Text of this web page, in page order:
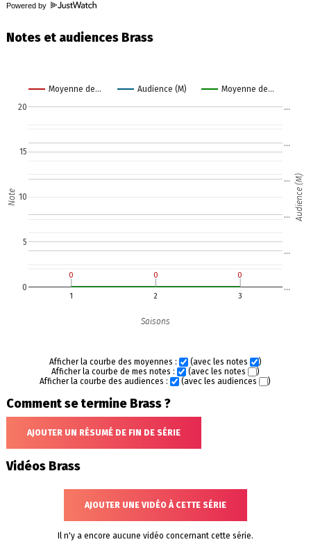
Powered by
Notes et audiences Brass
Moyenne de… Audience (M) Moyenne de…
1 2 3
0
5
10
15
20
…
…
…
…
…
…
0
0 0
0 0
0
Saisons
Note Audience (M)
Afficher la courbe des moyennes : (avec les notes
)
Afficher la courbe de mes notes :
(avec les notes
)
Afficher la courbe des audiences :
(avec les audiences )
Comment se termine Brass ?
AJOUTER UN RÉSUMÉ DE FIN DE SÉRIE
Vidéos Brass
AJOUTER UNE VIDÉO À CETTE SÉRIE
Il n'y a encore aucune vidéo concernant cette série.